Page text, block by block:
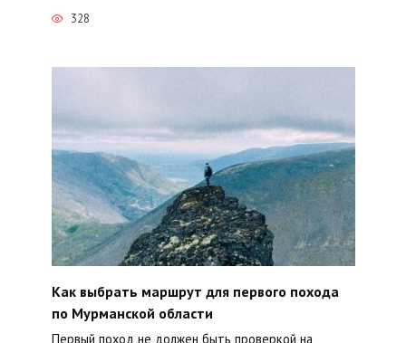
328
Как выбрать маршрут для первого похода
по Мурманской области
Первый поход не должен быть проверкой на